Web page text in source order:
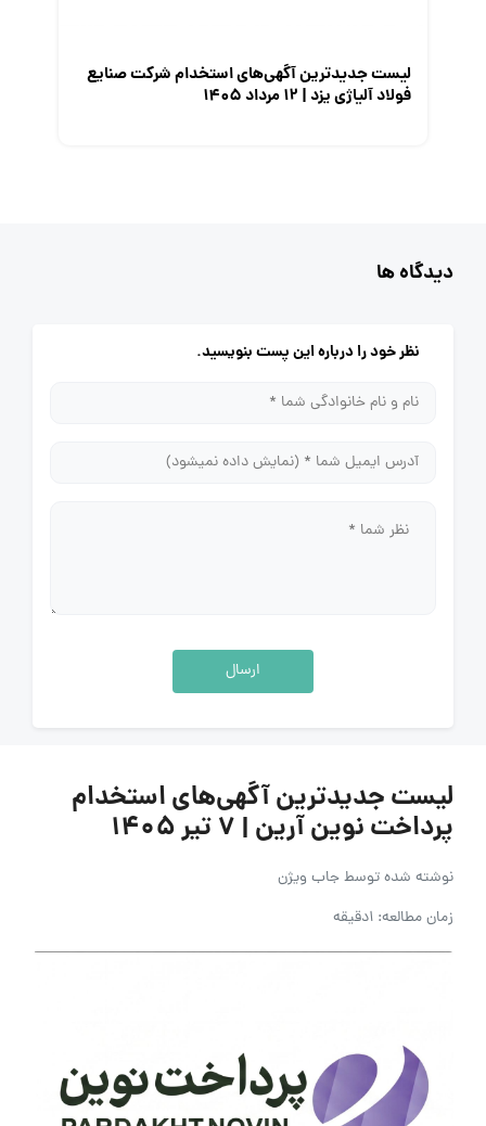
لیست جدیدترین آگهی‌های استخدام شرکت صنایع
فولاد آلیاژی یزد | ۱۲ مرداد ۱۴۰۵
دیدگاه ها
نظر خود را درباره این پست بنویسید.
ارسال
لیست جدیدترین آگهی‌های استخدام
پرداخت نوین آرین | ۷ تیر ۱۴۰۵
نوشته شده توسطجاب ویژن
زمان مطالعه: 1دقیقه